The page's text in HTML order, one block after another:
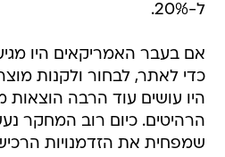
ל-20%.
כדי לאתר, לבחור ולקנות
היו עושים עוד הרבה הוצאות
הרהיטים. כיום רוב המחקר
שמפחית את הזדמנויות